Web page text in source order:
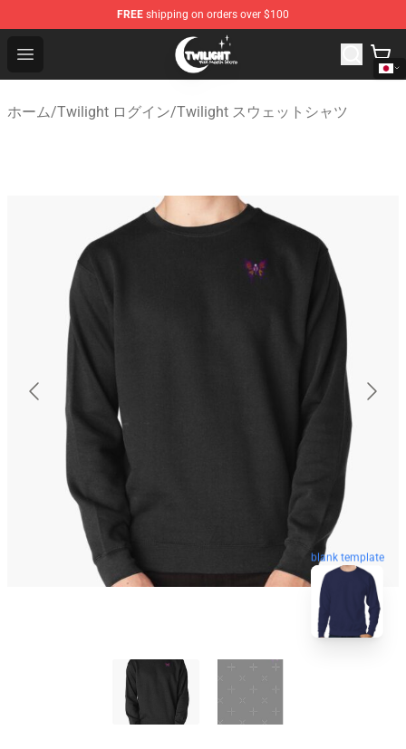
FREE shipping on orders over $100
Open menu
Twilight Store - Official Twilight Merchandise Shop
ホーム/Twilight ログイン/Twilight スウェットシャツ
blank template